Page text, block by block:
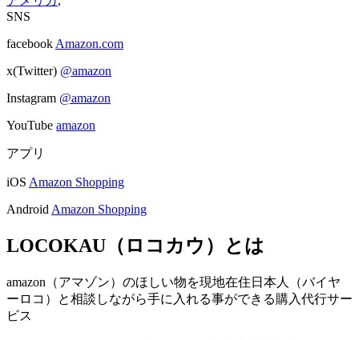
SNS
facebook Amazon.com
x(Twitter) @amazon
Instagram @amazon
YouTube amazon
アプリ
iOS Amazon Shopping
Android Amazon Shopping
LOCOKAU（ロコカウ）とは
amazon（アマゾン）のほしい物を現地在住日本人（バイヤ
ーロコ）と相談しながら手に入れる事ができる購入代行サー
ビス